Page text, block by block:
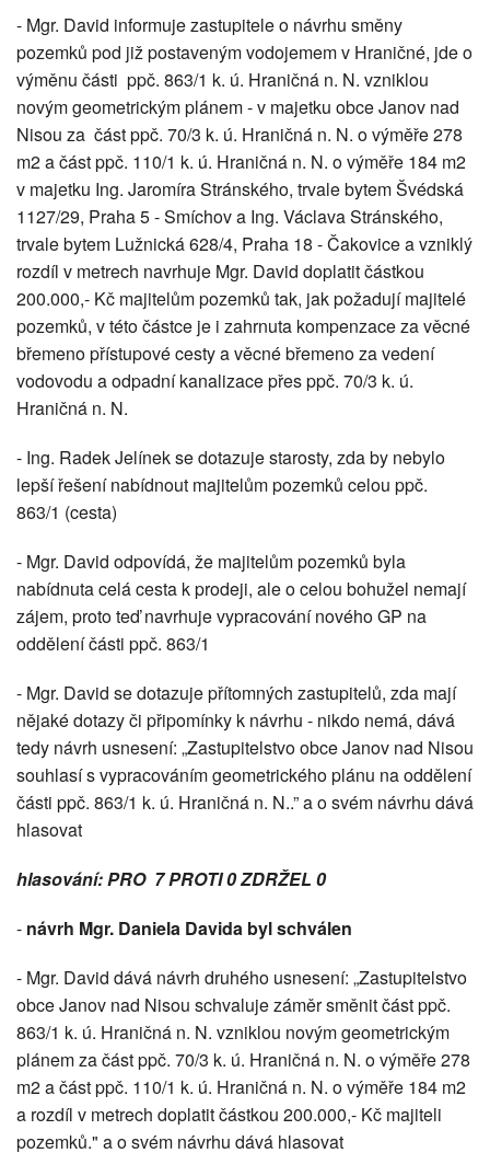
- Mgr. David informuje zastupitele o návrhu směny
pozemků pod již postaveným vodojemem v Hraničné, jde o
výměnu části ppč. 863/1 k. ú. Hraničná n. N. vzniklou
novým geometrickým plánem - v majetku obce Janov nad
Nisou za část ppč. 70/3 k. ú. Hraničná n. N. o výměře 278
m2 a část ppč. 110/1 k. ú. Hraničná n. N. o výměře 184 m2
v majetku Ing. Jaromíra Stránského, trvale bytem Švédská
1127/29, Praha 5 - Smíchov a Ing. Václava Stránského,
trvale bytem Lužnická 628/4, Praha 18 - Čakovice a vzniklý
rozdíl v metrech navrhuje Mgr. David doplatit částkou
200.000,- Kč majitelům pozemků tak, jak požadují majitelé
pozemků, v této částce je i zahrnuta kompenzace za věcné
břemeno přístupové cesty a věcné břemeno za vedení
vodovodu a odpadní kanalizace přes ppč. 70/3 k. ú.
Hraničná n. N.
- Ing. Radek Jelínek se dotazuje starosty, zda by nebylo
lepší řešení nabídnout majitelům pozemků celou ppč.
863/1 (cesta)
- Mgr. David odpovídá, že majitelům pozemků byla
nabídnuta celá cesta k prodeji, ale o celou bohužel nemají
zájem, proto teď navrhuje vypracování nového GP na
oddělení části ppč. 863/1
- Mgr. David se dotazuje přítomných zastupitelů, zda mají
nějaké dotazy či připomínky k návrhu - nikdo nemá, dává
tedy návrh usnesení: „Zastupitelstvo obce Janov nad Nisou
souhlasí s vypracováním geometrického plánu na oddělení
části ppč. 863/1 k. ú. Hraničná n. N..” a o svém návrhu dává
hlasovat
hlasování: PRO 7 PROTI 0 ZDRŽEL 0
- návrh Mgr. Daniela Davida byl schválen
- Mgr. David dává návrh druhého usnesení: „Zastupitelstvo
obce Janov nad Nisou schvaluje záměr směnit část ppč.
863/1 k. ú. Hraničná n. N. vzniklou novým geometrickým
plánem za část ppč. 70/3 k. ú. Hraničná n. N. o výměře 278
m2 a část ppč. 110/1 k. ú. Hraničná n. N. o výměře 184 m2
a rozdíl v metrech doplatit částkou 200.000,- Kč majiteli
pozemků." a o svém návrhu dává hlasovat